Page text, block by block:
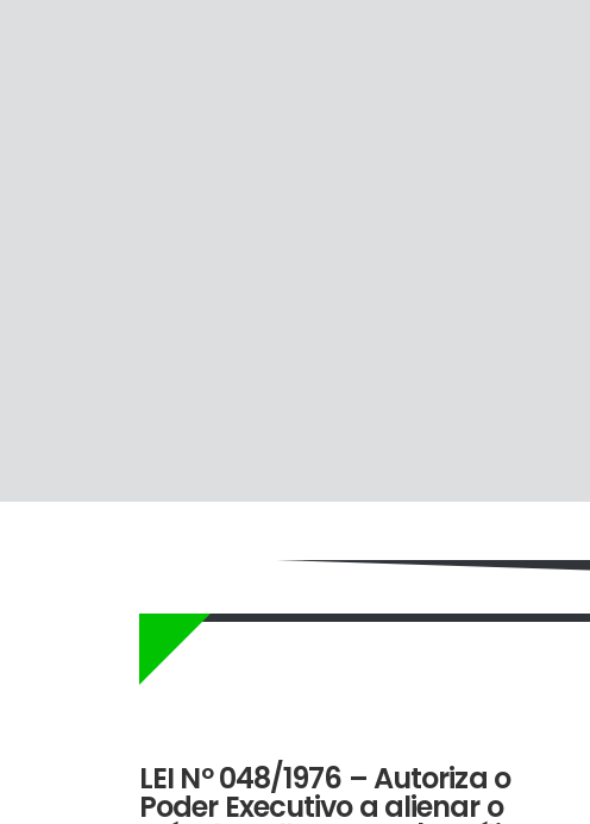
LEI Nº 048/1976 – Autoriza o
Poder Executivo a alienar o